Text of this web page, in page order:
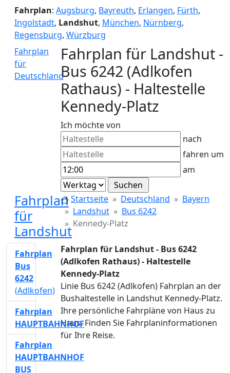
Fahrplan: Augsburg, Bayreuth, Erlangen, Fürth,
Ingolstadt, Landshut, München, Nürnberg,
Regensburg, Würzburg
Fahrplan
für
Deutschland
Fahrplan für Landshut -
Bus 6242 (Adlkofen
Rathaus) - Haltestelle
Kennedy-Platz
Ich möchte von
nach
fahren um
am
Fahrplan
für
Landshut
Startseite Deutschland
Bayern
Landshut
Bus 6242
Kennedy-Platz
Fahrplan für Landshut - Bus 6242
(Adlkofen Rathaus) - Haltestelle
Kennedy-Platz
Linie Bus 6242 (Adlkofen) Fahrplan an der
Bushaltestelle in Landshut Kennedy-Platz.
Ihre persönliche Fahrpläne von Haus zu
Haus. Finden Sie Fahrplaninformationen
für Ihre Reise.
Fahrplan
Bus
6242
(Adlkofen)
Fahrplan
HAUPTBAHNHOF
Fahrplan
HAUPTBAHNHOF
BUS